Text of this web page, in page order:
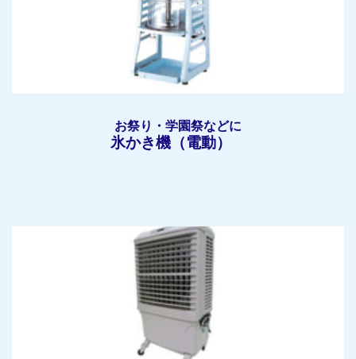
お祭り・学園祭などに
氷かき機（電動）